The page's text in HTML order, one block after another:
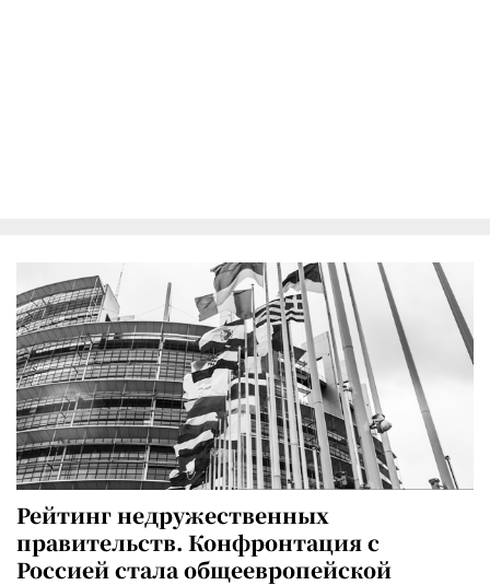
Рейтинг недружественных
правительств. Конфронтация с
Россией стала общеевропейской